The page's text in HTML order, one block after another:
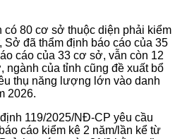
có 80 cơ sở thuộc diện phải kiểm
Sở đã thẩm định báo cáo của 35
cáo của 33 cơ sở, vẫn còn 12
ngành của tỉnh cũng đề xuất bổ
thụ năng lượng lớn vào danh
2026.
119/2025/NĐ-CP yêu cầu
cáo kiểm kê 2 năm/lần kể từ